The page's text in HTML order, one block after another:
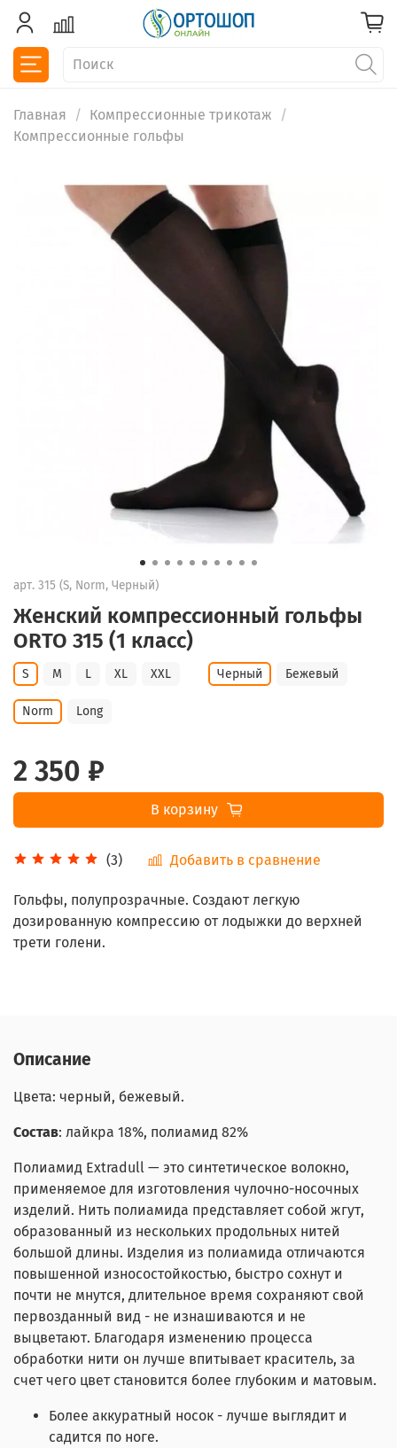
Главная
Компрессионные трикотаж
Компрессионные гольфы
арт. 315 (S, Norm, Черный)
Женский компрессионный гольфы
ORTO 315 (1 класс)
(3) Добавить в сравнение
S M L XL XXL Черный Бежевый
Norm Long
2 350 ₽
В корзину
Гольфы, полупрозрачные. Создают легкую
дозированную компрессию от лодыжки до верхней
трети голени.
Описание
Цвета: черный, бежевый.
Состав: лайкра 18%, полиамид 82%
Полиамид Extradull — это синтетическое волокно,
применяемое для изготовления чулочно-носочных
изделий. Нить полиамида представляет собой жгут,
образованный из нескольких продольных нитей
большой длины. Изделия из полиамида отличаются
повышенной износостойкостью, быстро сохнут и
почти не мнутся, длительное время сохраняют свой
первозданный вид - не изнашиваются и не
выцветают. Благодаря изменению процесса
обработки нити он лучше впитывает краситель, за
счет чего цвет становится более глубоким и матовым.
Более аккуратный носок - лучше выглядит и
садится по ноге.